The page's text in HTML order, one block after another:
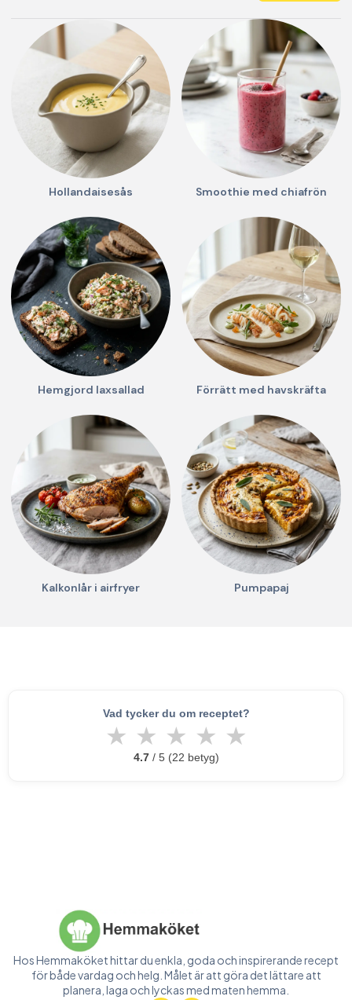
Hollandaisesås Smoothie med chiafrön
Hemgjord laxsallad Förrätt med havskräfta
Kalkonlår i airfryer Pumpapaj
Vad tycker du om receptet?
★ ★ ★ ★ ★
4.7/ 5 (22 betyg)
Hos Hemmaköket hittar du enkla, goda och inspirerande recept
för både vardag och helg. Målet är att göra det lättare att
planera, laga och lyckas med maten hemma.